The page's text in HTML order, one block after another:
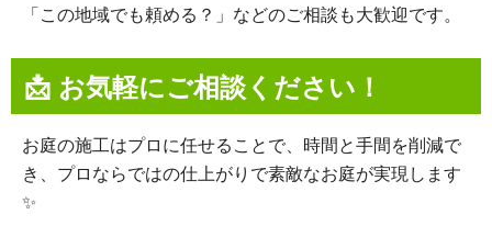
「この地域でも頼める？」などのご相談も大歓迎です。
📩 お気軽にご相談ください！
お庭の施工はプロに任せることで、時間と手間を削減で
き、プロならではの仕上がりで素敵なお庭が実現します
✨